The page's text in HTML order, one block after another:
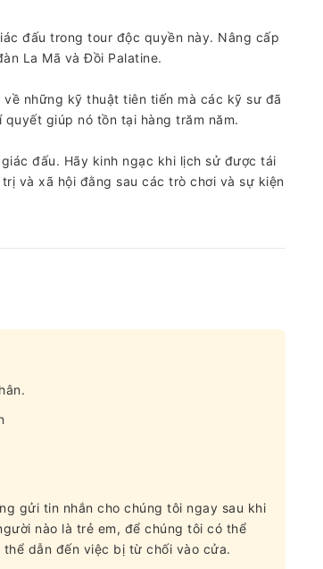
đấu trong tour độc quyền này. Nâng cấp
La Mã và Đồi Palatine.
những kỹ thuật tiên tiến mà các kỹ sư đã
giúp nó tồn tại hàng trăm năm.
đấu. Hãy kinh ngạc khi lịch sử được tái
và xã hội đằng sau các trò chơi và sự kiện
gửi tin nhắn cho chúng tôi ngay sau khi
nào là trẻ em, để chúng tôi có thể
dẫn đến việc bị từ chối vào cửa.